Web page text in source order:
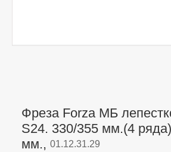
Фреза Forza МБ
S24. 330/355 мм.(4
мм., 01.12.31.29